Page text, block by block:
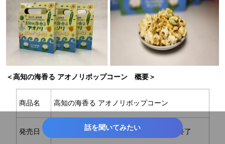
＜高知の海香る アオノリポップコーン 概要＞
商品名 高知の海香る アオノリポップコーン
発売日 2024年12月15日（日）～なくなり次第終了
話を聞いてみたい